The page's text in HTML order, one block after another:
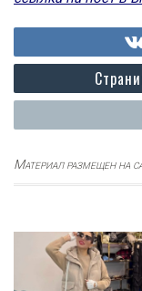
Материал размещен на